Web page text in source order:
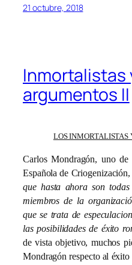
21 octubre, 2018
Inmortalistas
argumentos II
LOS INMORTALISTAS
Carlos Mondragón, uno
Española de Criogenización,
que hasta ahora son
miembros de la
que se trata de
las posibilidades de éxito
de vista objetivo, muchos
Mondragón respecto al